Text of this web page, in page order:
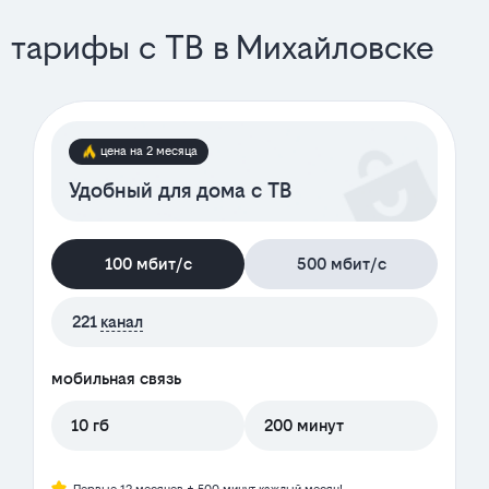
тарифы с ТВ в Михайловске
цена на 2 месяца
Удобный для дома с ТВ
100 мбит/с 500 мбит/с
221 канал
мобильная связь
10 гб 200 минут